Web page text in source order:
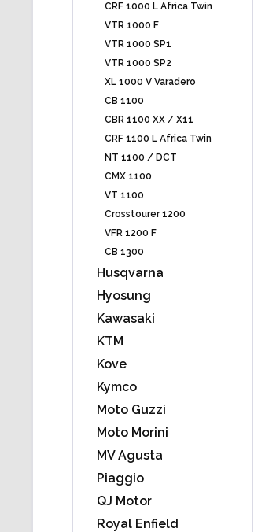
CRF 1000 L Africa Twin
VTR 1000 F
VTR 1000 SP1
VTR 1000 SP2
XL 1000 V Varadero
CB 1100
CBR 1100 XX / X11
CRF 1100 L Africa Twin
NT 1100 / DCT
CMX 1100
VT 1100
Crosstourer 1200
VFR 1200 F
CB 1300
Husqvarna
Hyosung
Kawasaki
KTM
Kove
Kymco
Moto Guzzi
Moto Morini
MV Agusta
Piaggio
QJ Motor
Royal Enfield